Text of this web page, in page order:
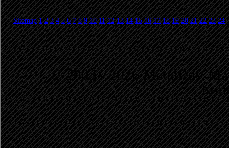
Sitemap 1 2 3 4 5 6 7 8 9 10 11 12 13 14 15 16 17 18 19 20 21 22 23 24
© 2003 - 2026 MetalRus.